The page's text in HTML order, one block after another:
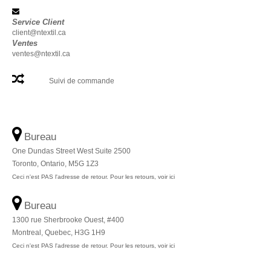
Service Client
client@ntextil.ca
Ventes
ventes@ntextil.ca
Suivi de commande
Bureau
One Dundas Street West Suite 2500
Toronto, Ontario, M5G 1Z3
Ceci n'est PAS l'adresse de retour. Pour les retours, voir ici
Bureau
1300 rue Sherbrooke Ouest, #400
Montreal, Quebec, H3G 1H9
Ceci n'est PAS l'adresse de retour. Pour les retours, voir ici